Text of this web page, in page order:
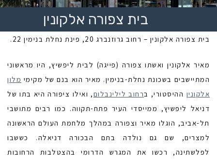
בית צפורה אלקונין
בית צפורה אלקונין – רחוב גרוזנברג 20, פינת נחלת בנימין 22.
מאיר אלקונין ואשתו צפורה (פייגה) לבית ליפשיץ, היו מראשוני
המתיישבים בשכונת נחלת-בנימין. מאיר הוא בנם של מקימי מלון
אלקונין ההיסטורי, ברחוב לילינבלום, ואילו ציפורה היא בתו של
דניאל ליפשיץ, ממייסדי העיר פתח-תקווה. כמו רבים מתושבי
תל-אביב, הוגלו מאיר וצפורה במהלך מלחמת העולם הראשונה
למצרים, שם גם נולדה בתם הבכורה דניאלה. כששבו
לפלשתינה, רכשו את המגרש הדרומי בהצטלבות הרחובות